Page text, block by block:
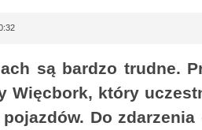
są bardzo trudne.
Więcbork, który
Do zdarzenia